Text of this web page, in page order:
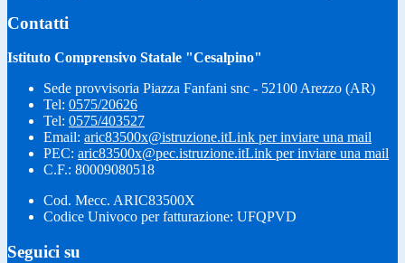
Contatti
Istituto Comprensivo Statale "Cesalpino"
Sede provvisoria Piazza Fanfani snc - 52100 Arezzo (AR)
Tel: 0575/20626
Tel: 0575/403527
Email: aric83500x@istruzione.itLink per inviare una mail
PEC: aric83500x@pec.istruzione.itLink per inviare una mail
C.F.: 80009080518
Cod. Mecc. ARIC83500X
Codice Univoco per fatturazione: UFQPVD
Seguici su